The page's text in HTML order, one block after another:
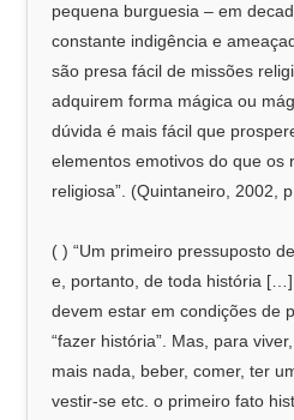
pequena burguesia – em
constante indigência e
são presa fácil de missões
adquirem forma mágica ou
dúvida é mais fácil que
elementos emotivos do que os
religiosa”. (Quintaneiro, 2002,
( ) “Um primeiro pressuposto
e, portanto, de toda história
devem estar em condições de
“fazer história”. Mas, para
mais nada, beber, comer, ter
vestir-se etc. o primeiro fato